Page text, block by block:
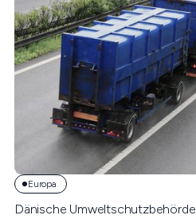
Europa
Dänische Umweltschutzbehörde